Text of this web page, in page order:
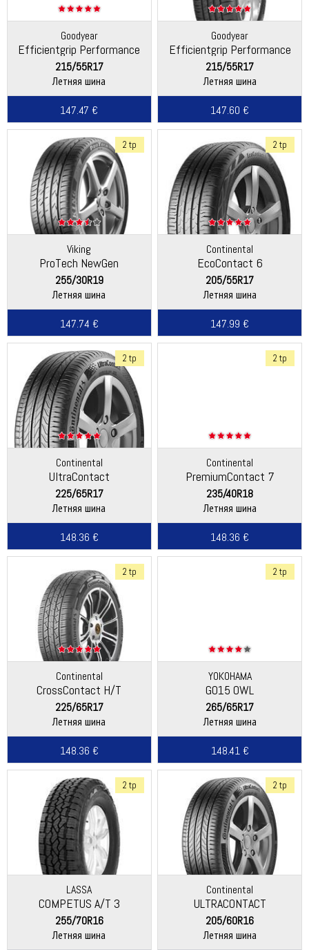
Goodyear
Efficientgrip Performance
215/55R17
Летняя шина
147.47 €
Goodyear
Efficientgrip Performance
215/55R17
Летняя шина
147.60 €
2 tp
Viking
ProTech NewGen
(Continental)
255/30R19
Летняя шина
147.74 €
2 tp
Continental
EcoContact 6
205/55R17
Летняя шина
147.99 €
2 tp
Continental
UltraContact
225/65R17
Летняя шина
148.36 €
2 tp
Continental
PremiumContact 7
235/40R18
Летняя шина
148.36 €
2 tp
Continental
CrossContact H/T
225/65R17
Летняя шина
148.36 €
2 tp
YOKOHAMA
G015 OWL
265/65R17
Летняя шина
148.41 €
2 tp
LASSA
COMPETUS A/T 3
255/70R16
Летняя шина
2 tp
Continental
ULTRACONTACT
205/60R16
Летняя шина